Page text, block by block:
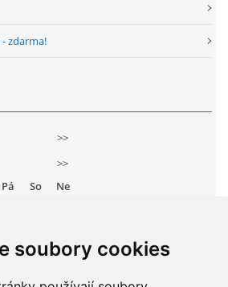
soubory cookies
zdarma!
>>
>>
Pá So
Ne
14 15
16